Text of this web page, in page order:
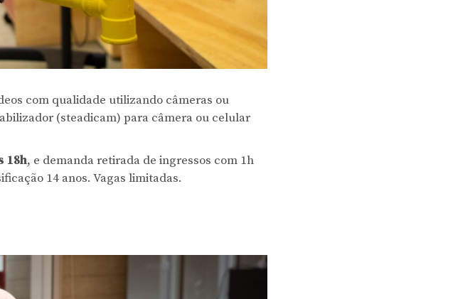
com qualidade utilizando câmeras ou
(steadicam) para câmera ou celular
18h, e demanda retirada de ingressos com 1h
14 anos. Vagas limitadas.